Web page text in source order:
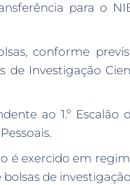
para o
conforme
Investigação
ao 1.º Escalão
é exercido em
de